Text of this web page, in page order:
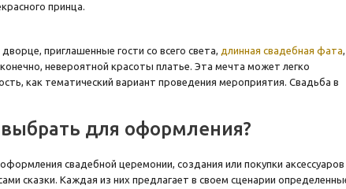
принца.
приглашенные гости со всего света, длинная свадебная фата,
невероятной красоты платье. Эта мечта может легко
как тематический вариант проведения мероприятия. Свадьба в
для оформления?
свадебной церемонии, создания или покупки
сказки. Каждая из них предлагает в своем сценарии